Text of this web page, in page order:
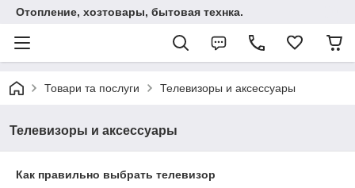
Отопление, хозтовары, бытовая технка.
Товари та послуги Телевизоры и аксессуары
Телевизоры и аксессуары
Как правильно выбрать телевизор